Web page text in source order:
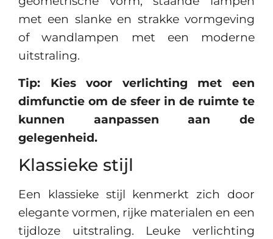
met een slanke en strakke vormgeving
of wandlampen met een moderne
uitstraling.
Tip: Kies voor verlichting met een
dimfunctie om de sfeer in de ruimte te
kunnen aanpassen aan de
gelegenheid.
Klassieke stijl
Een klassieke stijl kenmerkt zich door
elegante vormen, rijke materialen en een
tijdloze uitstraling. Leuke verlichting